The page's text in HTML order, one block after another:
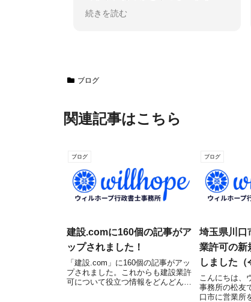
続きを読む
で
ざ
続
ブログ
関連記事はこちら
ブログ
建設.comに160個の記事がア
ップされました！
「建設.com」に160個の記事がアッ
プされました。これからも建設業許
可について役立つ情報をどんどん掲
ブログ
埼玉県川口
業許可の新
しました（
こんにちは、
事務所の松友
口市に営業所